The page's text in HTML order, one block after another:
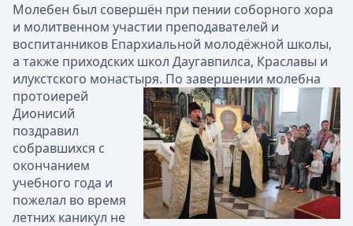
Молебен был совершён при пении соборного хора
и молитвенном участии преподавателей и
воспитанников Епархиальной молодёжной школы,
а также приходских школ Даугавпилса, Краславы и
илукстского монастыря. По завершении молебна
протоиерей
Дионисий
поздравил
собравшихся с
окончанием
учебного года и
пожелал во время
летних каникул не